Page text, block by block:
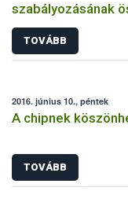
szabályozásának
TOVÁBB
2016. június 10., péntek
A chipnek
TOVÁBB